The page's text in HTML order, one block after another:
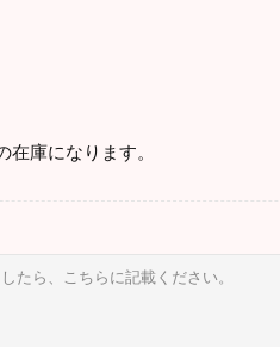
在庫になります。